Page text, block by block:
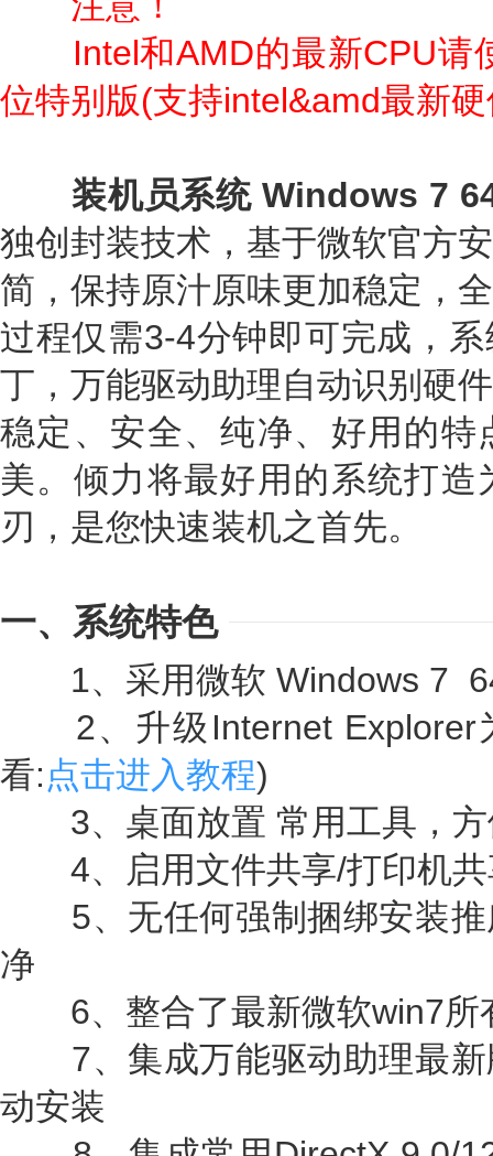
Intel和AMD的最新CPU请
位特别版(支持intel&amd最新
装机员系统 Windows 7
独创封装技术，基于微软官方
简，保持原汁原味更加稳定，
过程仅需3-4分钟即可完成，
丁，万能驱动助理自动识别硬
稳定、安全、纯净、好用的
美。倾力将最好用的系统打
刃，是您快速装机之首先。
一、系统特色
1、采用微软 Windows 7
2、升级Internet Explorer
看:点击进入教程)
3、桌面放置 常用工具，方
4、启用文件共享/打印机共
5、无任何强制捆绑安装推
净
6、整合了最新微软win7所
7、集成万能驱动助理最新
动安装